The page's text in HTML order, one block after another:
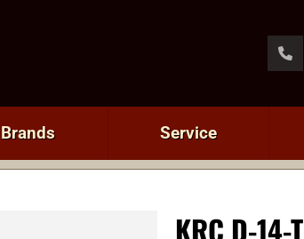
Brands Service
KRC D-14-T